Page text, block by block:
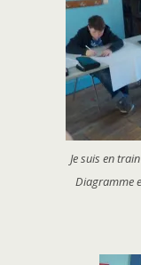
Je suis en
Diagramme